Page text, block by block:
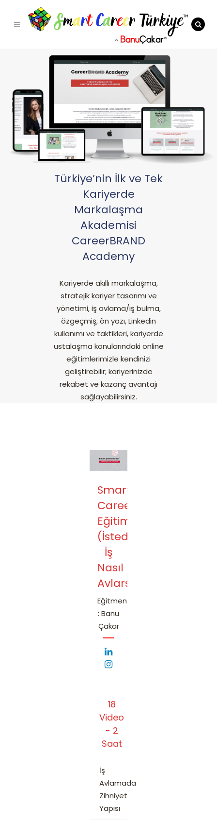
Türkiye’nin İlk ve Tek
Kariyerde
Markalaşma
Akademisi
CareerBRAND
Academy
Kariyerde akıllı markalaşma,
stratejik kariyer tasarımı ve
yönetimi, iş avlama/iş bulma,
özgeçmiş, ön yazı, Linkedin
kullanımı ve taktikleri, kariyerde
ustalaşma konularındaki online
eğitimlerimizle kendinizi
geliştirebilir; kariyerinizde
rekabet ve kazanç avantajı
sağlayabilirsiniz.
Smart
CareerBoost
Eğitimi
(İstediğiniz
İş
Nasıl
Avlarsınız?)
Eğitmen
: Banu
Çakar
18
Video
- 2
Saat
İş
Avlamada
Zihniyet
Yapısı